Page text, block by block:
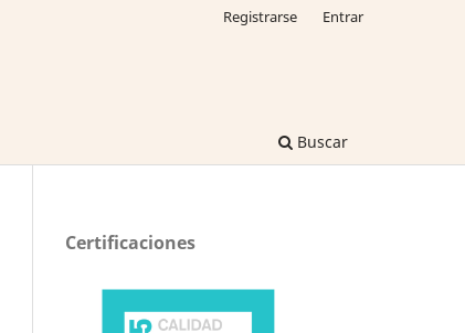
Buscar
Registrarse Entrar
Certificaciones